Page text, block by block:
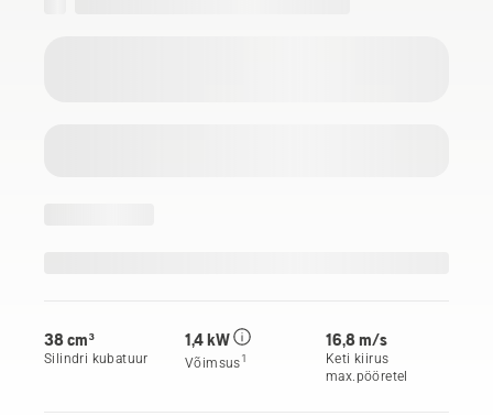
38 cm³
Silindri kubatuur
1,4 kW
Võimsus1
16,8 m/s
Keti kiirus
max.pööretel